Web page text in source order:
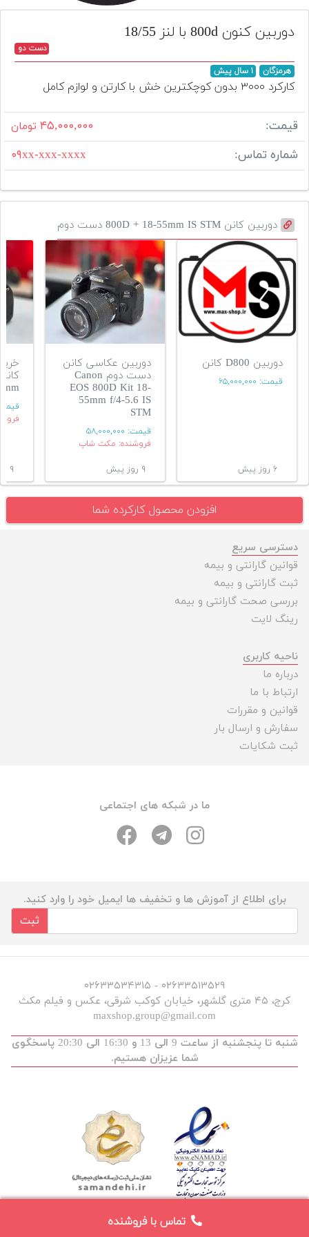
تجهیزات
مکث
افزودن
دست
دوم
لیست
قیمت
دوربین
بله
دوربین کنون 800d با لنز 18/55
دست دو
هرمزگان ۱ سال پیش
کارکرد ۳۰۰۰ بدون کوچکترین خش با کارتن و لوازم کامل
قیمت: ۴۵,۰۰۰,۰۰۰ تومان
شماره تماس: ۰۹xx-xxx-xxxx
تماس با فروشنده
دوربین کانن 800D + 18-55mm IS STM دست دوم
دوربین D800 کانن
قیمت: ۶۵,۰۰۰,۰۰۰
۶ روز پیش
دوربین عکاسی کانن
دست دوم Canon
EOS 800D Kit 18-
55mm f/4-5.6 IS
STM
قیمت: ۵۸,۰۰۰,۰۰۰
فروشنده: مکث شاپ
۹ روز پیش ۹ روز پیش
افزودن محصول کارکرده شما
دسترسی سریع
قوانین گارانتی و بیمه
ثبت گارانتی و بیمه
بررسی صحت گارانتی و بیمه
رینگ لایت
ناحیه کاربری
درباره ما
ارتباط با ما
قوانین و مقررات
سفارش و ارسال بار
ثبت شکایات
ما در شبکه های اجتماعی
برای اطلاع از آموزش ها و تخفیف ها ایمیل خود را وارد کنید.
ثبت
۰۲۶۳۳۵۱۳۵۲۹ - ۰۲۶۳۳۵۳۴۳۱۵
کرج، ۴۵ متری گلشهر، خیابان کوکب شرقی، عکس و فیلم مکث
maxshop.group@gmail.com
شنبه تا پنجشنبه از ساعت 9 الی 13 و 16:30 الی 20:30 پاسخگوی
شما عزیزان هستیم.
توسعه و طراحی :maxdev